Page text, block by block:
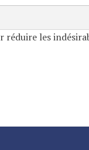
réduire les